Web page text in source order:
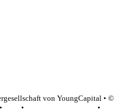
von YoungCapital • ©